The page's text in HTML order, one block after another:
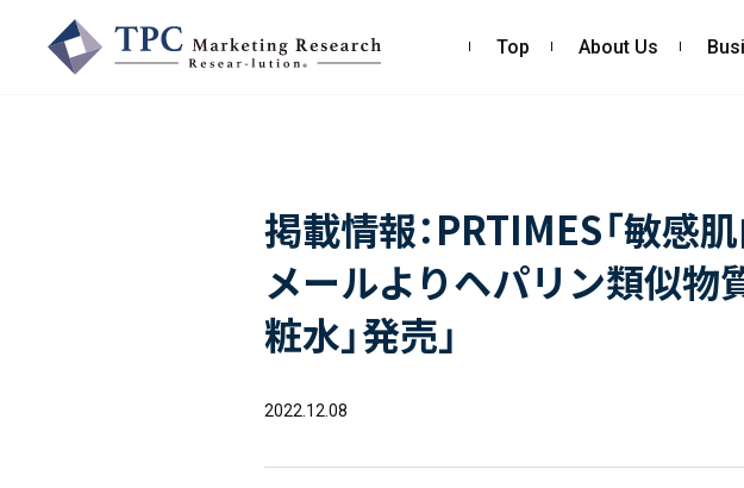
Top About Us
大阪市西区新町2-4-2 なにわ筋SIAビル［Map］
TEL 06-6538-5358（代表）
私たちの強み
会社概要・沿革
CSR
掲載情報：PRTIMES「敏感
メールよりヘパリン類似物
粧水」発売」
2022.12.08